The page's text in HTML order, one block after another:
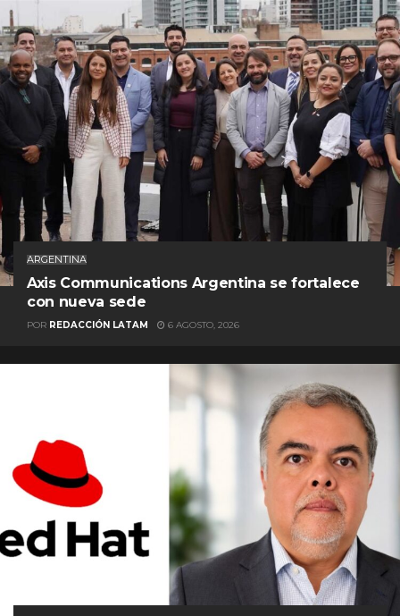
ARGENTINA
Axis Communications Argentina se fortalece
con nueva sede
POR REDACCIÓN LATAM 6 AGOSTO, 2026